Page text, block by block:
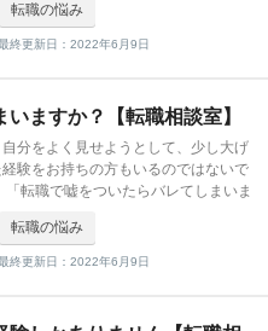
Segur
転職の悩み
終更新日：2022年6月9日
ますか？【転職相談室】
分をよく見せようとして、少し大げ
験をお持ちの方もいるのではないで
「転職で嘘をついたらバレてしまいま
答え
転職の悩み
終更新日：2022年6月9日